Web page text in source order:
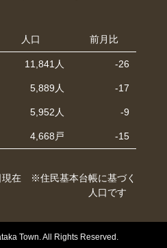
人口 前月比
11,841人 -26
5,889人 -17
5,952人 -9
4,668戸 -15
現在 ※住民基本台帳に基づく
人口です
Town. All Rights Reserved.